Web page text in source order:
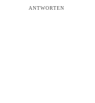
ANTWORTEN